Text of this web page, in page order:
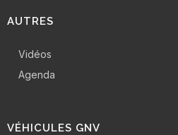
AUTRES
Vidéos
Agenda
VÉHICULES GNV